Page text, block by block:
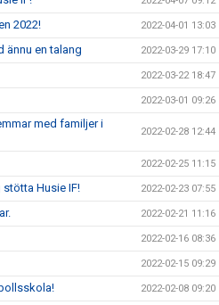
2022! 2022-04-01 13:03
ännu en talang 2022-03-29 17:10
2022-03-22 18:47
2022-03-01 09:26
med familjer i
2022-02-28 12:44
2022-02-25 11:15
Husie IF! 2022-02-23 07:55
2022-02-21 11:16
2022-02-16 08:36
2022-02-15 09:29
2022-02-08 09:20